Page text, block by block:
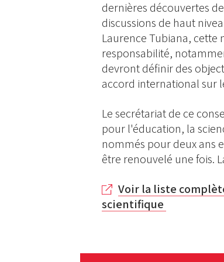
dernières découvertes
discussions de haut
Laurence Tubiana,
responsabilité,
devront définir des
accord international sur
Le secrétariat de ce
pour l'éducation, la
nommés pour deux ans
être renouvelé une fois.
Voir la liste
scientifique